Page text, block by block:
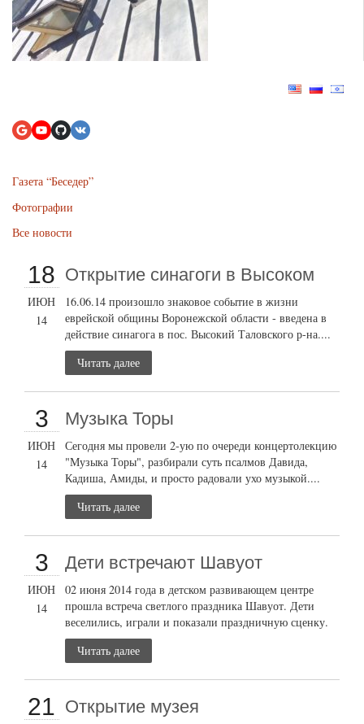
Газета “Беседер”
Фотографии
Все новости
18
ИЮН
14
Открытие cинагоги в Высоком
16.06.14 произошло знаковое событие в жизни
еврейской общины Воронежской области - введена в
действие синагога в пос. Высокий Таловского р-на....
Читать далее
3
ИЮН
14
Музыка Торы
Сегодня мы провели 2-ую по очереди концертолекцию
"Музыка Торы", разбирали суть псалмов Давида,
Кадиша, Амиды, и просто радовали ухо музыкой....
Читать далее
3
ИЮН
14
Дети встречают Шавуот
02 июня 2014 года в детском развивающем центре
прошла встреча светлого праздника Шавуот. Дети
веселились, играли и показали праздничную сценку.
Читать далее
21 Открытие музея